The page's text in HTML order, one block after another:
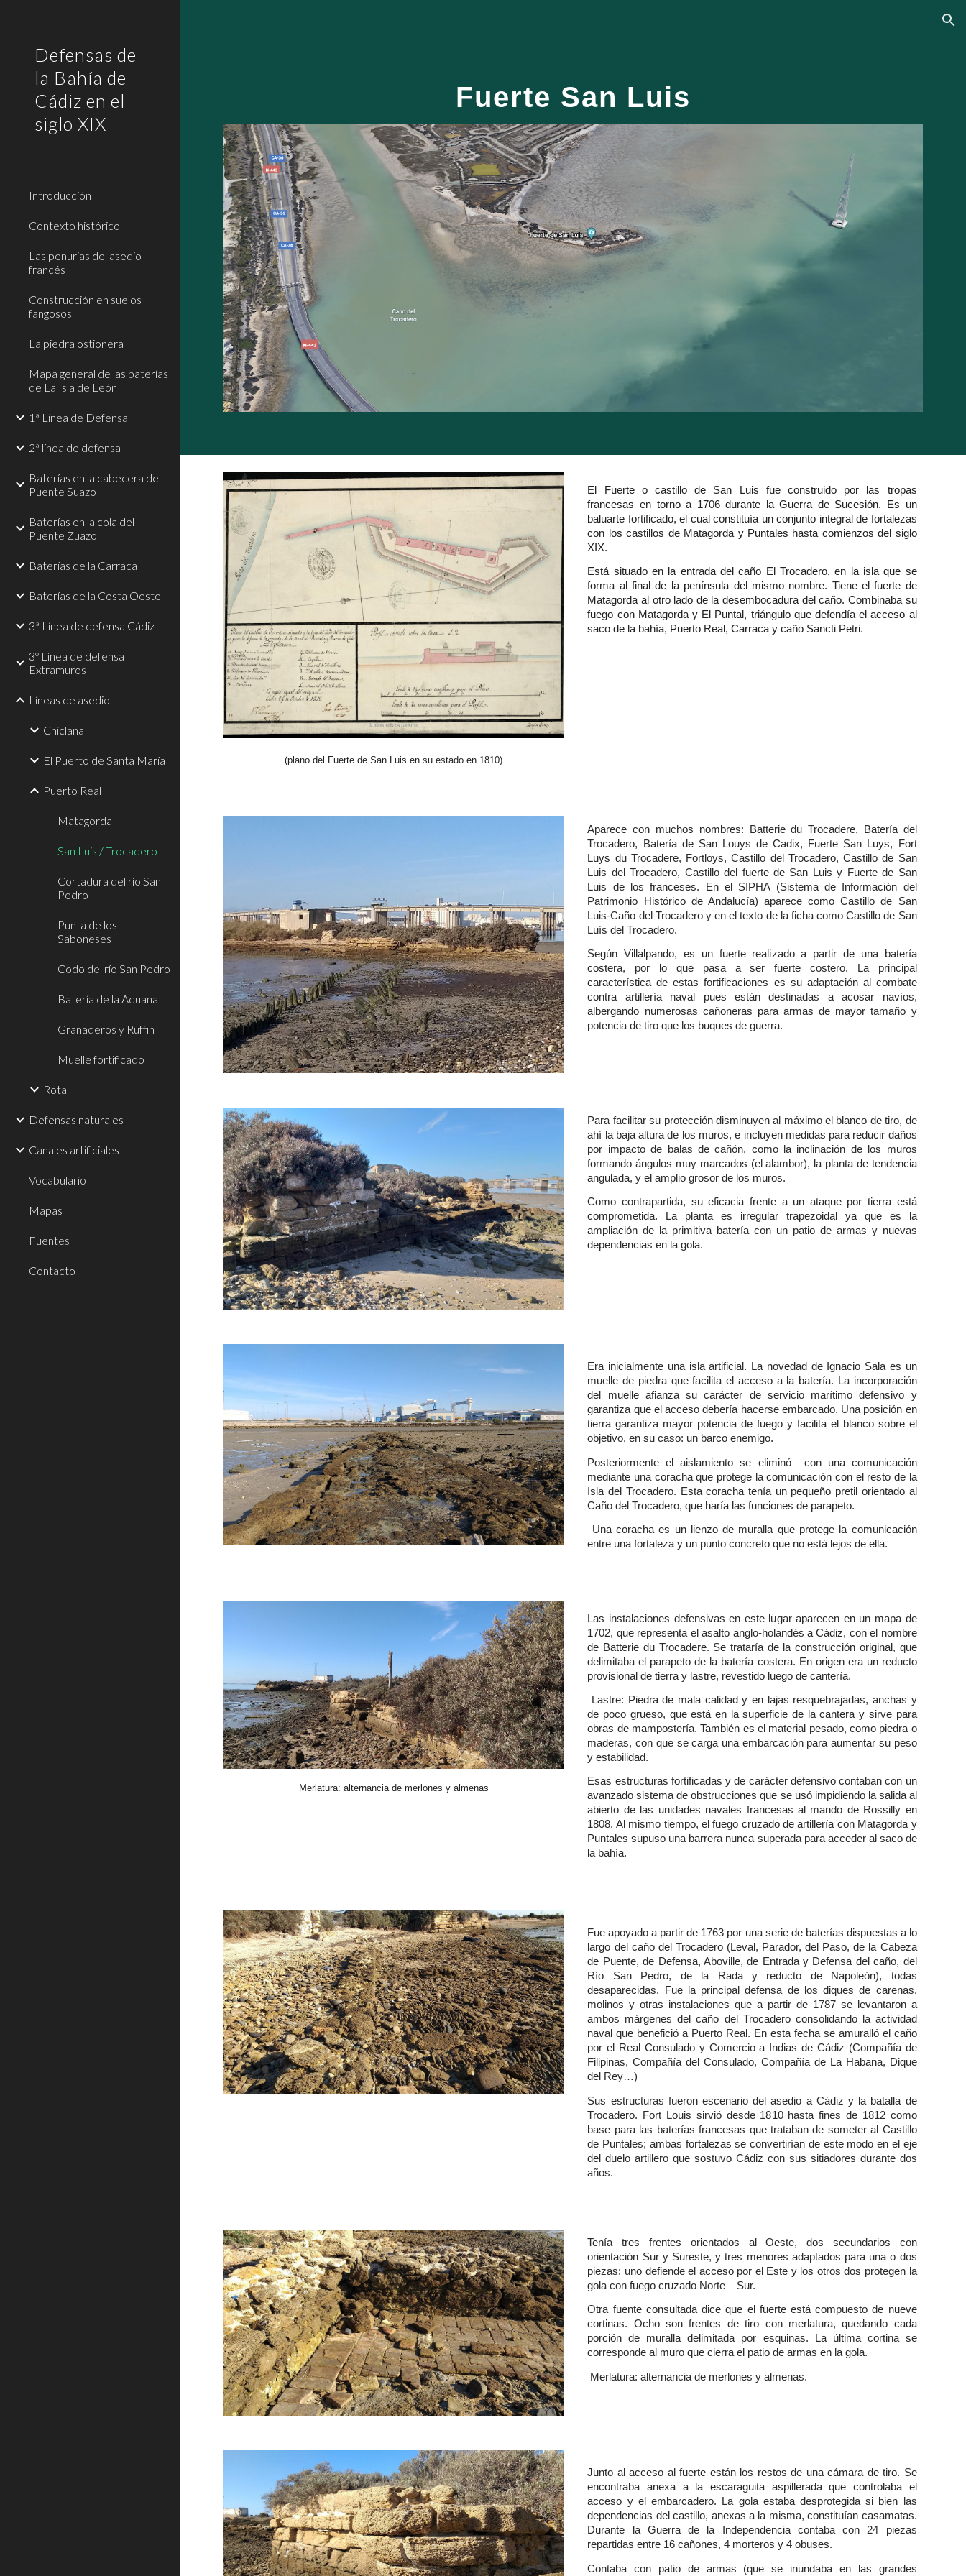
Defensas de
la Bahía de
Cádiz en el
siglo XIX
Introducción
Contexto histórico
Las penurias del asedio
francés
Construcción en suelos
fangosos
La piedra ostionera
Mapa general de las baterías
de La Isla de León
1ª Línea de Defensa
2ª línea de defensa
Baterías en la cabecera del
Puente Suazo
Baterías en la cola del
Puente Zuazo
Baterías de la Carraca
Baterías de la Costa Oeste
3ª Línea de defensa Cádiz
3º Línea de defensa
Extramuros
Líneas de asedio
Chiclana
El Puerto de Santa María
Puerto Real
Matagorda
San Luis / Trocadero
Cortadura del río San
Pedro
Punta de los
Saboneses
Codo del río San Pedro
Batería de la Aduana
Granaderos y Ruffin
Muelle fortificado
Rota
Defensas naturales
Canales artificiales
Vocabulario
Mapas
Fuentes
Contacto
Fuerte San Luis
(plano del Fuerte de San Luis en su estado en 1810)
El Fuerte o castillo de San Luis fue construido por las tropas
francesas en torno a 1706 durante la Guerra de Sucesión. Es un
baluarte fortificado, el cual constituía un conjunto integral de fortalezas
con los castillos de Matagorda y Puntales hasta comienzos del siglo
XIX.
Está situado en la entrada del caño El Trocadero, en la isla que se
forma al final de la península del mismo nombre. Tiene el fuerte de
Matagorda al otro lado de la desembocadura del caño. Combinaba su
fuego con Matagorda y El Puntal, triángulo que defendía el acceso al
saco de la bahía, Puerto Real, Carraca y caño Sancti Petri.
Aparece con muchos nombres: Batterie du Trocadere, Batería del
Trocadero, Batería de San Louys de Cadix, Fuerte San Luys, Fort
Luys du Trocadere, Fortloys, Castillo del Trocadero, Castillo de San
Luis del Trocadero, Castillo del fuerte de San Luis y Fuerte de San
Luis de los franceses. En el SIPHA (Sistema de Información del
Patrimonio Histórico de Andalucía) aparece como Castillo de San
Luis-Caño del Trocadero y en el texto de la ficha como Castillo de San
Luís del Trocadero.
Según Villalpando, es un fuerte realizado a partir de una batería
costera, por lo que pasa a ser fuerte costero. La principal
característica de estas fortificaciones es su adaptación al combate
contra artillería naval pues están destinadas a acosar navíos,
albergando numerosas cañoneras para armas de mayor tamaño y
potencia de tiro que los buques de guerra.
Para facilitar su protección disminuyen al máximo el blanco de tiro, de
ahí la baja altura de los muros, e incluyen medidas para reducir daños
por impacto de balas de cañón, como la inclinación de los muros
formando ángulos muy marcados (el alambor), la planta de tendencia
angulada, y el amplio grosor de los muros.
Como contrapartida, su eficacia frente a un ataque por tierra está
comprometida. La planta es irregular trapezoidal ya que es la
ampliación de la primitiva batería con un patio de armas y nuevas
dependencias en la gola.
Era inicialmente una isla artificial. La novedad de Ignacio Sala es un
muelle de piedra que facilita el acceso a la batería. La incorporación
del muelle afianza su carácter de servicio marítimo defensivo y
garantiza que el acceso debería hacerse embarcado. Una posición en
tierra garantiza mayor potencia de fuego y facilita el blanco sobre el
objetivo, en su caso: un barco enemigo.
Posteriormente el aislamiento se eliminó con una comunicación
mediante una coracha que protege la comunicación con el resto de la
Isla del Trocadero. Esta coracha tenía un pequeño pretil orientado al
Caño del Trocadero, que haría las funciones de parapeto.
Una coracha es un lienzo de muralla que protege la comunicación
entre una fortaleza y un punto concreto que no está lejos de ella.
Merlatura: alternancia de merlones y almenas
Las instalaciones defensivas en este lugar aparecen en un mapa de
1702, que representa el asalto anglo-holandés a Cádiz, con el nombre
de Batterie du Trocadere. Se trataría de la construcción original, que
delimitaba el parapeto de la batería costera. En origen era un reducto
provisional de tierra y lastre, revestido luego de cantería.
Lastre: Piedra de mala calidad y en lajas resquebrajadas, anchas y
de poco grueso, que está en la superficie de la cantera y sirve para
obras de mampostería. También es el material pesado, como piedra o
maderas, con que se carga una embarcación para aumentar su peso
y estabilidad.
Esas estructuras fortificadas y de carácter defensivo contaban con un
avanzado sistema de obstrucciones que se usó impidiendo la salida al
abierto de las unidades navales francesas al mando de Rossilly en
1808. Al mismo tiempo, el fuego cruzado de artillería con Matagorda y
Puntales supuso una barrera nunca superada para acceder al saco de
la bahía.​
Fue apoyado a partir de 1763 por una serie de baterías dispuestas a lo
largo del caño del Trocadero (Leval, Parador, del Paso, de la Cabeza
de Puente, de Defensa, Aboville, de Entrada y Defensa del caño, del
Río San Pedro, de la Rada y reducto de Napoleón), todas
desaparecidas. Fue la principal defensa de los diques de carenas,
molinos y otras instalaciones que a partir de 1787 se levantaron a
ambos márgenes del caño del Trocadero consolidando la actividad
naval que benefició a Puerto Real. En esta fecha se amuralló el caño
por el Real Consulado y Comercio a Indias de Cádiz (Compañía de
Filipinas, Compañía del Consulado, Compañía de La Habana, Dique
del Rey…)
Sus estructuras fueron escenario del asedio a Cádiz y la batalla de
Trocadero. Fort Louis sirvió desde 1810 hasta fines de 1812 como
base para las baterías francesas que trataban de someter al Castillo
de Puntales; ambas fortalezas se convertirían de este modo en el eje
del duelo artillero que sostuvo Cádiz con sus sitiadores durante dos
años.
Tenía tres frentes orientados al Oeste, dos secundarios con
orientación Sur y Sureste, y tres menores adaptados para una o dos
piezas: uno defiende el acceso por el Este y los otros dos protegen la
gola con fuego cruzado Norte – Sur.
Otra fuente consultada dice que el fuerte está compuesto de nueve
cortinas. Ocho son frentes de tiro con merlatura, quedando cada
porción de muralla delimitada por esquinas. La última cortina se
corresponde al muro que cierra el patio de armas en la gola.
Merlatura: alternancia de merlones y almenas.
Junto al acceso al fuerte están los restos de una cámara de tiro. Se
encontraba anexa a la escaraguita aspillerada que controlaba el
acceso y el embarcadero. La gola estaba desprotegida si bien las
dependencias del castillo, anexas a la misma, constituían casamatas.
Durante la Guerra de la Independencia contaba con 24 piezas
repartidas entre 16 cañones, 4 morteros y 4 obuses.
Contaba con patio de armas (que se inundaba en las grandes